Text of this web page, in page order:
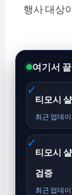
행사 대상
여기서
티모시
최근 업데이
티모시
검증
최근 업데이